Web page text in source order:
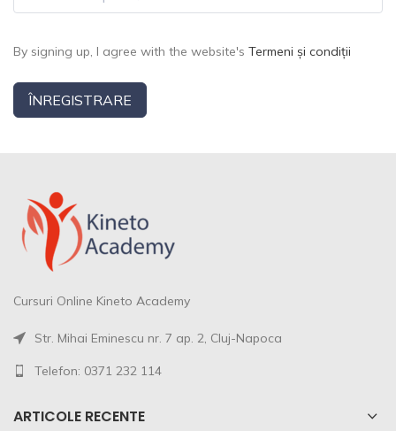
By signing up, I agree with the website's Termeni și condiții
ÎNREGISTRARE
Cursuri Online Kineto Academy
Str. Mihai Eminescu nr. 7 ap. 2, Cluj-Napoca
Telefon: 0371 232 114
ARTICOLE RECENTE